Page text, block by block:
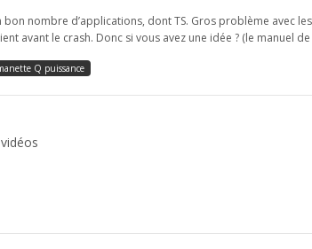
nombre d’applications, dont TS. Gros problème avec
avant le crash. Donc si vous avez une idée ? (le manuel
Q puissance